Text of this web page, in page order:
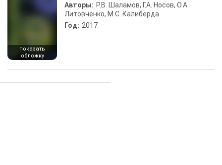
показать
обложку
Авторы: Р.В. Шаламов, Г.А. Носов, О.А.
Литовченко, М.С. Калиберда
Год: 2017